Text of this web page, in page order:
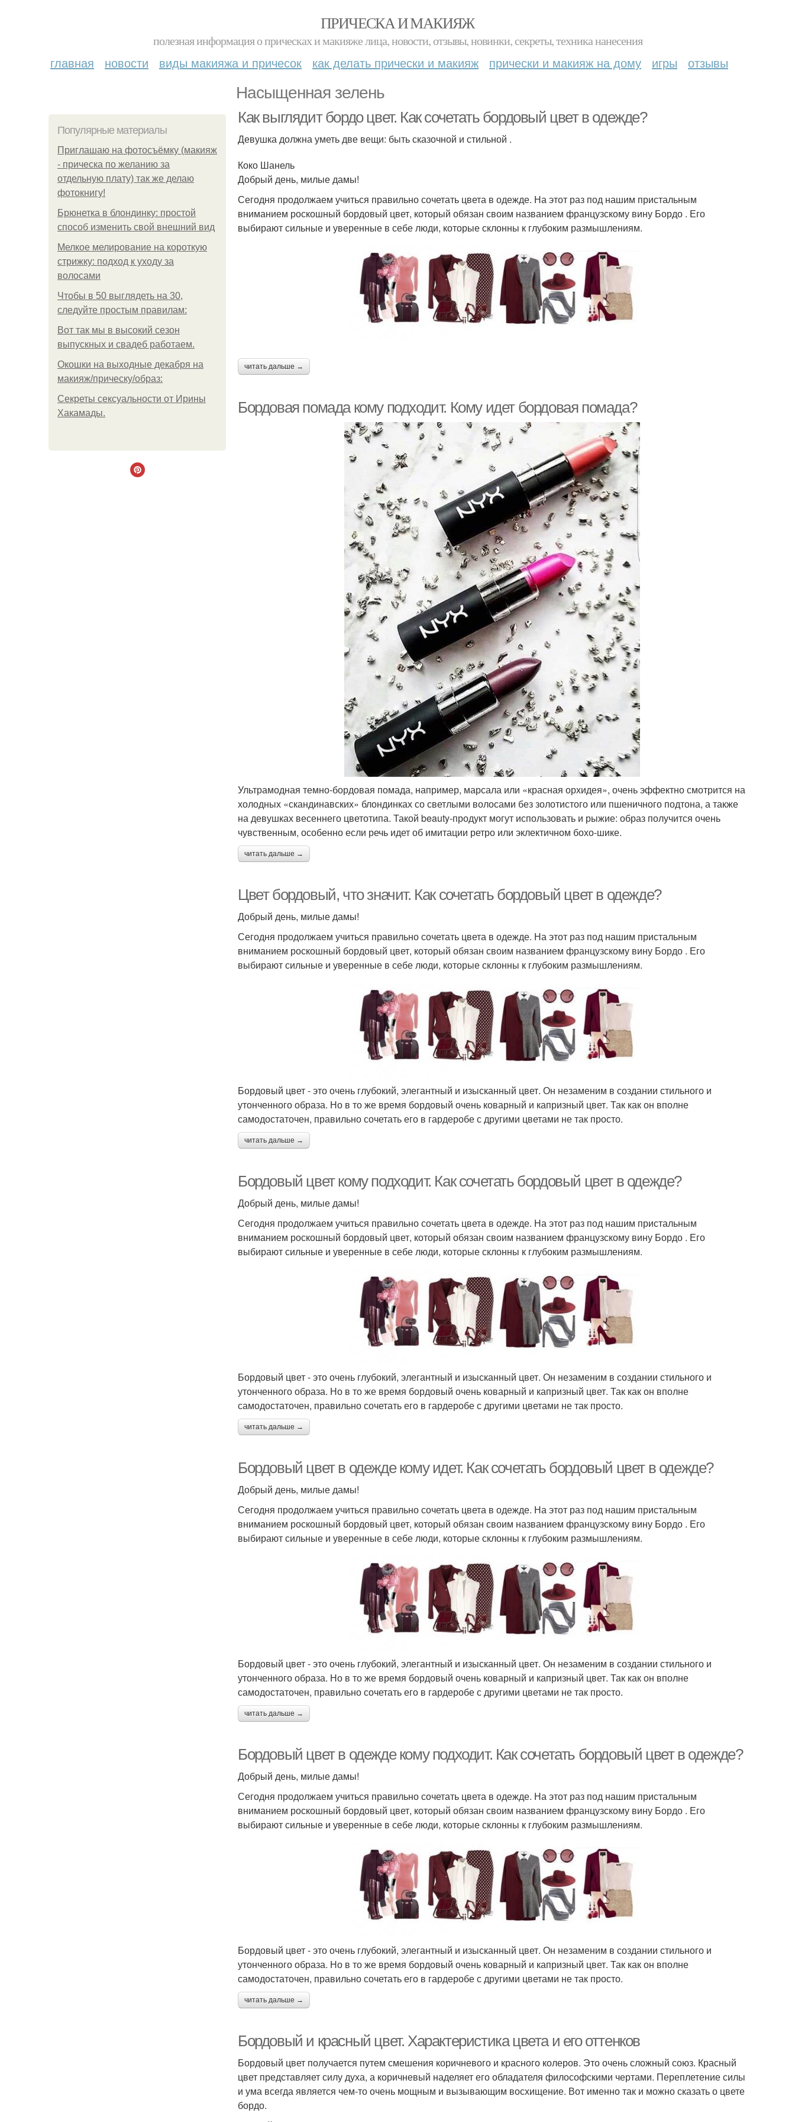
ПРИЧЕСКА И МАКИЯЖ
полезная информация о прическах и макияже лица, новости, отзывы, новинки, секреты, техника нанесения
главная новости виды макияжа и причесок как делать прически и макияж прически и макияж на дому игры отзывы
Насыщенная зелень
Популярные материалы
Приглашаю на фотосъёмку (макияж
- прическа по желанию за
отдельную плату) так же делаю
фотокнигу!
Брюнетка в блондинку: простой
способ изменить свой внешний вид
Мелкое мелирование на короткую
стрижку: подход к уходу за
волосами
Чтобы в 50 выглядеть на 30,
следуйте простым правилам:
Вот так мы в высокий сезон
выпускных и свадеб работаем.
Окошки на выходные декабря на
макияж/прическу/образ:
Секреты сексуальности от Ирины
Хакамады.
Как выглядит бордо цвет. Как сочетать бордовый цвет в одежде?
Девушка должна уметь две вещи: быть сказочной и стильной .
Коко Шанель
Добрый день, милые дамы!
Сегодня продолжаем учиться правильно сочетать цвета в одежде. На этот раз под нашим пристальным
вниманием роскошный бордовый цвет, который обязан своим названием французскому вину Бордо . Его
выбирают сильные и уверенные в себе люди, которые склонны к глубоким размышлениям.
читать дальше →
Бордовая помада кому подходит. Кому идет бордовая помада?
Ультрамодная темно-бордовая помада, например, марсала или «красная орхидея», очень эффектно смотрится на
холодных «скандинавских» блондинках со светлыми волосами без золотистого или пшеничного подтона, а также
на девушках весеннего цветотипа. Такой beauty-продукт могут использовать и рыжие: образ получится очень
чувственным, особенно если речь идет об имитации ретро или эклектичном бохо-шике.
читать дальше →
Цвет бордовый, что значит. Как сочетать бордовый цвет в одежде?
Добрый день, милые дамы!
Сегодня продолжаем учиться правильно сочетать цвета в одежде. На этот раз под нашим пристальным
вниманием роскошный бордовый цвет, который обязан своим названием французскому вину Бордо . Его
выбирают сильные и уверенные в себе люди, которые склонны к глубоким размышлениям.
Бордовый цвет - это очень глубокий, элегантный и изысканный цвет. Он незаменим в создании стильного и
утонченного образа. Но в то же время бордовый очень коварный и капризный цвет. Так как он вполне
самодостаточен, правильно сочетать его в гардеробе с другими цветами не так просто.
читать дальше →
Бордовый цвет кому подходит. Как сочетать бордовый цвет в одежде?
Добрый день, милые дамы!
Сегодня продолжаем учиться правильно сочетать цвета в одежде. На этот раз под нашим пристальным
вниманием роскошный бордовый цвет, который обязан своим названием французскому вину Бордо . Его
выбирают сильные и уверенные в себе люди, которые склонны к глубоким размышлениям.
Бордовый цвет - это очень глубокий, элегантный и изысканный цвет. Он незаменим в создании стильного и
утонченного образа. Но в то же время бордовый очень коварный и капризный цвет. Так как он вполне
самодостаточен, правильно сочетать его в гардеробе с другими цветами не так просто.
читать дальше →
Бордовый цвет в одежде кому идет. Как сочетать бордовый цвет в одежде?
Добрый день, милые дамы!
Сегодня продолжаем учиться правильно сочетать цвета в одежде. На этот раз под нашим пристальным
вниманием роскошный бордовый цвет, который обязан своим названием французскому вину Бордо . Его
выбирают сильные и уверенные в себе люди, которые склонны к глубоким размышлениям.
Бордовый цвет - это очень глубокий, элегантный и изысканный цвет. Он незаменим в создании стильного и
утонченного образа. Но в то же время бордовый очень коварный и капризный цвет. Так как он вполне
самодостаточен, правильно сочетать его в гардеробе с другими цветами не так просто.
читать дальше →
Бордовый цвет в одежде кому подходит. Как сочетать бордовый цвет в одежде?
Добрый день, милые дамы!
Сегодня продолжаем учиться правильно сочетать цвета в одежде. На этот раз под нашим пристальным
вниманием роскошный бордовый цвет, который обязан своим названием французскому вину Бордо . Его
выбирают сильные и уверенные в себе люди, которые склонны к глубоким размышлениям.
Бордовый цвет - это очень глубокий, элегантный и изысканный цвет. Он незаменим в создании стильного и
утонченного образа. Но в то же время бордовый очень коварный и капризный цвет. Так как он вполне
самодостаточен, правильно сочетать его в гардеробе с другими цветами не так просто.
читать дальше →
Бордовый и красный цвет. Характеристика цвета и его оттенков
Бордовый цвет получается путем смешения коричневого и красного колеров. Это очень сложный союз. Красный
цвет представляет силу духа, а коричневый наделяет его обладателя философскими чертами. Переплетение силы
и ума всегда является чем-то очень мощным и вызывающим восхищение. Вот именно так и можно сказать о цвете
бордо.